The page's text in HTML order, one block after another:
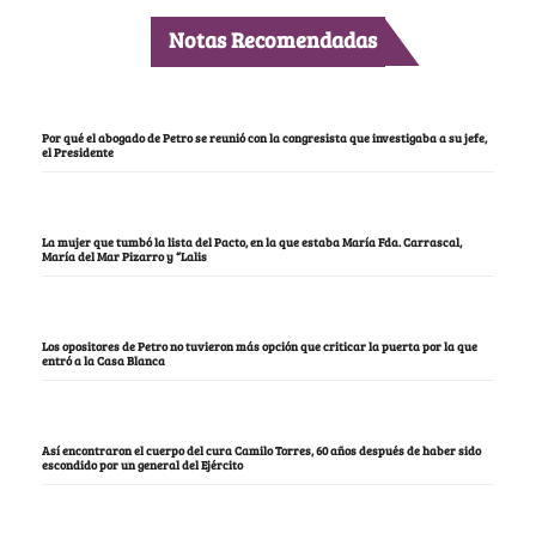
Notas Recomendadas
Por qué el abogado de Petro se reunió con la congresista que investigaba a su jefe,
el Presidente
La mujer que tumbó la lista del Pacto, en la que estaba María Fda. Carrascal,
María del Mar Pizarro y “Lalis
Los opositores de Petro no tuvieron más opción que criticar la puerta por la que
entró a la Casa Blanca
Así encontraron el cuerpo del cura Camilo Torres, 60 años después de haber sido
escondido por un general del Ejército